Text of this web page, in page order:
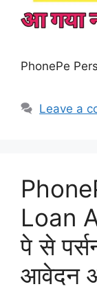
PhonePe
Leave a
Loan
पे से
आवेदन